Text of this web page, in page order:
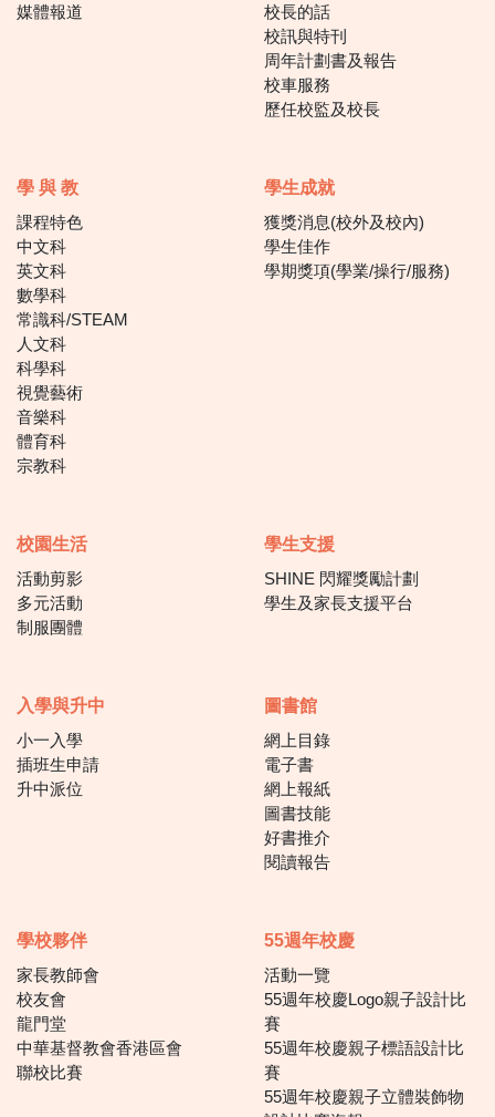
媒體報道
校長的話
校訊與特刊
周年計劃書及報告
校車服務
歷任校監及校長
學 與 教
課程特色
中文科
英文科
數學科
常識科/STEAM
人文科
科學科
視覺藝術
音樂科
體育科
宗教科
學生成就
獲獎消息(校外及校內)
學生佳作
學期獎項(學業/操行/服務)
校園生活
活動剪影
多元活動
制服團體
學生支援
SHINE 閃耀獎勵計劃
學生及家長支援平台
入學與升中
小一入學
插班生申請
升中派位
圖書館
網上目錄
電子書
網上報紙
圖書技能
好書推介
閱讀報告
學校夥伴
家長教師會
校友會
龍門堂
中華基督教會香港區會
聯校比賽
55週年校慶
活動一覽
55週年校慶Logo親子設計比
賽
55週年校慶親子標語設計比
賽
55週年校慶親子立體裝飾物